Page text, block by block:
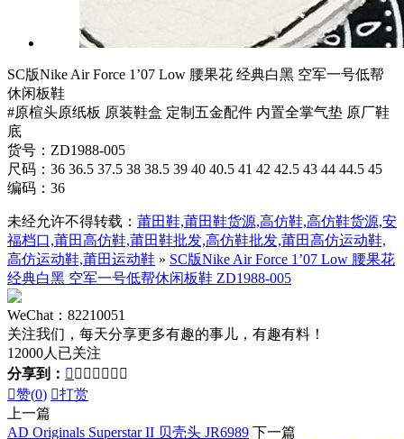
SC版Nike Air Force 1’07 Low 腰果花 经典白黑 空军一号低帮
休闲板鞋
#原楦头原纸板 原装鞋盒 定制五金配件 内置全掌气垫 原厂鞋
底
货号：ZD1988-005
尺码：36 36.5 37.5 38 38.5 39 40 40.5 41 42 42.5 43 44 44.5 45
编码：36
未经允许不得转载： 莆田鞋,莆田鞋货源,高仿鞋,高仿鞋货源,安
福档口,莆田高仿鞋,莆田鞋批发,高仿鞋批发,莆田高仿运动鞋,
高仿运动鞋,莆田运动鞋 » SC版Nike Air Force 1’07 Low 腰果花
经典白黑 空军一号低帮休闲板鞋 ZD1988-005
WeChat：82210051
关注我们，每天分享更多有趣的事儿，有趣有料！
12000人已关注
分享到：       
赞(0) 打赏
上一篇
AD Originals Superstar II 贝壳头 JR6989 下一篇